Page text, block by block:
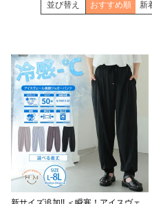
並び替え おすすめ順 新